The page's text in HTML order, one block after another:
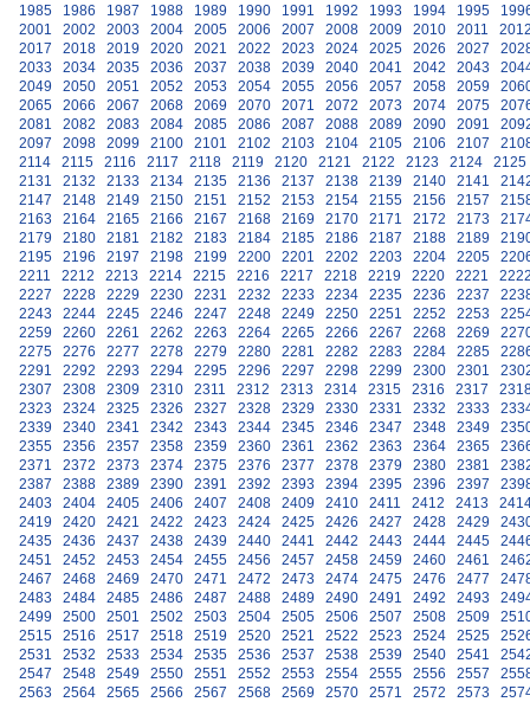
1985
1986 1987 1988 1989 1990 1991 1992 1993 1994 1995
2001
2002 2003 2004 2005 2006 2007 2008 2009 2010 2011
2017
2018 2019 2020 2021 2022 2023 2024 2025 2026 2027
2033
2034 2035 2036 2037 2038 2039 2040 2041 2042 2043
2049
2050 2051 2052 2053 2054 2055 2056 2057 2058 2059
2065
2066 2067 2068 2069 2070 2071 2072 2073 2074 2075
2081
2082 2083 2084 2085 2086 2087 2088 2089 2090 2091
2097
2098 2099 2100 2101 2102 2103 2104 2105 2106 2107
2114
2115 2116 2117 2118 2119 2120 2121 2122 2123 2124
2125
2131
2132 2133 2134 2135 2136 2137 2138 2139 2140 2141
2147
2148 2149 2150 2151 2152 2153 2154 2155 2156 2157
2163
2164 2165 2166 2167 2168 2169 2170 2171 2172 2173
2179
2180 2181 2182 2183 2184 2185 2186 2187 2188 2189
2195
2196 2197 2198 2199 2200 2201 2202 2203 2204 2205
2211
2212 2213 2214 2215 2216 2217 2218 2219 2220 2221
2227
2228 2229 2230 2231 2232 2233 2234 2235 2236 2237
2243
2244 2245 2246 2247 2248 2249 2250 2251 2252 2253
2259
2260 2261 2262 2263 2264 2265 2266 2267 2268 2269
2275
2276 2277 2278 2279 2280 2281 2282 2283 2284 2285
2291
2292 2293 2294 2295 2296 2297 2298 2299 2300 2301
2307
2308 2309 2310 2311 2312 2313 2314 2315 2316 2317
2323
2324 2325 2326 2327 2328 2329 2330 2331 2332 2333
2339
2340 2341 2342 2343 2344 2345 2346 2347 2348 2349
2355
2356 2357 2358 2359 2360 2361 2362 2363 2364 2365
2371
2372 2373 2374 2375 2376 2377 2378 2379 2380 2381
2387
2388 2389 2390 2391 2392 2393 2394 2395 2396 2397
2403
2404 2405 2406 2407 2408 2409 2410 2411 2412 2413
2419
2420 2421 2422 2423 2424 2425 2426 2427 2428 2429
2435
2436 2437 2438 2439 2440 2441 2442 2443 2444 2445
2451
2452 2453 2454 2455 2456 2457 2458 2459 2460 2461
2467
2468 2469 2470 2471 2472 2473 2474 2475 2476 2477
2483
2484 2485 2486 2487 2488 2489 2490 2491 2492 2493
2499
2500 2501 2502 2503 2504 2505 2506 2507 2508 2509
2515
2516 2517 2518 2519 2520 2521 2522 2523 2524 2525
2531
2532 2533 2534 2535 2536 2537 2538 2539 2540 2541
2547
2548 2549 2550 2551 2552 2553 2554 2555 2556 2557
2563
2564 2565 2566 2567 2568 2569 2570 2571 2572 2573